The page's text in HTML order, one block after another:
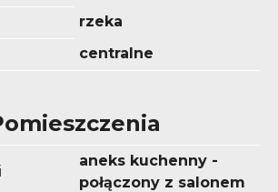
rzeka
centralne
aneks kuchenny -
połączony z salonem